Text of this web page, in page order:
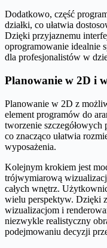
Dodatkowo, część
działki, co ułatwia
Dzięki przyjaznemu
oprogramowanie idealnie
dla profesjonalistów w
Planowanie w 2D i
Planowanie w 2D z
element programów do
tworzenie szczegółowych
co znacząco ułatwia
wyposażenia.
Kolejnym krokiem jest
trójwymiarową
całych wnętrz.
wielu perspektyw. Dzięki
wizualizacjom i
niezwykle realistyczny
podejmowaniu decyzji